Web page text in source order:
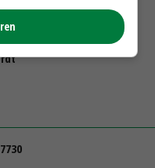
en doe vooral ook waar